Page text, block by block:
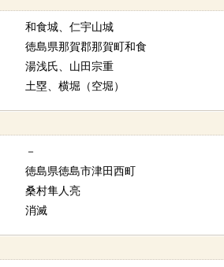
和食城、仁宇山城
徳島県那賀郡那賀町和食
湯浅氏、山田宗重
土塁、横堀（空堀）
－
徳島県徳島市津田西町
桑村隼人亮
消滅